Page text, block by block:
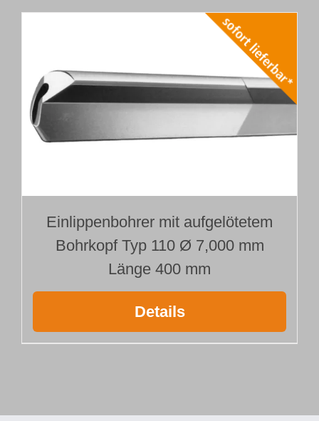
Einlippenbohrer mit aufgelötetem
Bohrkopf Typ 110 Ø 7,000 mm
Länge 400 mm
Details